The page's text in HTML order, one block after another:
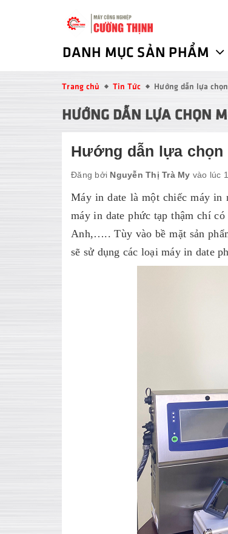
DANH MỤC SẢN PHẨM
Trang chủ Tin Tức Hướng dẫn lựa
HƯỚNG DẪN LỰA CHỌN
Hướng dẫn lựa chọn
Đăng bởi Nguyễn Thị Trà My vào lúc
Máy in date là một chiếc máy in
máy in date phức tạp thậm chí
Anh,….. Tùy vào bề mặt sản
sẽ sử dụng các loại máy in date